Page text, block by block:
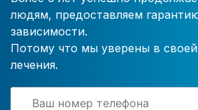
людям, предоставляем
зависимости.
Потому что мы уверены в
лечения.